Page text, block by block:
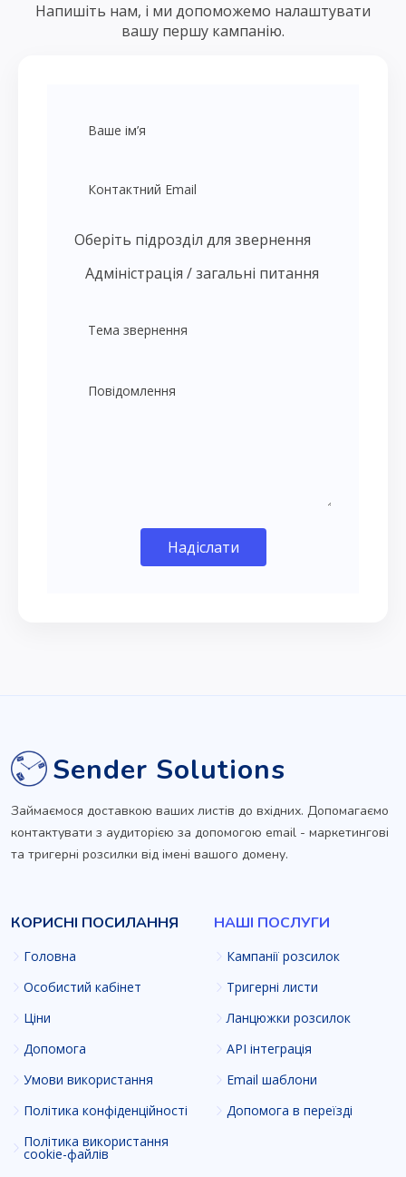
Напишіть нам, і ми допоможемо налаштувати
вашу першу кампанію.
Оберіть підрозділ для звернення
Надіслати
Sender Solutions
Займаємося доставкою ваших листів до вхідних. Допомагаємо
контактувати з аудиторією за допомогою email - маркетингові
та тригерні розсилки від імені вашого домену.
КОРИСНІ ПОСИЛАННЯ
Головна
Особистий кабінет
Ціни
Допомога
Умови використання
Політика конфіденційності
Політика використання
cookie-файлів
НАШІ ПОСЛУГИ
Кампанії розсилок
Тригерні листи
Ланцюжки розсилок
API інтеграція
Email шаблони
Допомога в переїзді